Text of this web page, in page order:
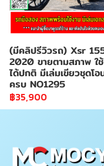
(มีคลิปรีวิวรถ) Xsr
2020 ขายตามสภาพ ใ
ได้ปกติ มีเล่มเขียวชุดโอ
ครบ NO1295
฿35,900